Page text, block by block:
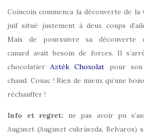
Coincoin commenca la découverte de
juif situé justement à deux coups
Mais de poursuivre sa
canard avait besoin de forces. Il
chocolatierAzték Choxolat pour
chaud. Couac ! Rien de mieux qu’une
réchauffer !
Info et regret: ne pas avoir pu
Auguszt (Auguszt cukrászda, Belvaros)